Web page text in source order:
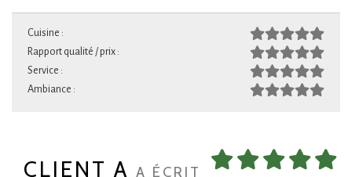
Cuisine :
Rapport qualité / prix :
Service :
Ambiance :
CLIENT A A ÉCRIT